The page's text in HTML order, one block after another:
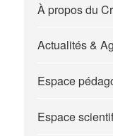
À propos du
Actualités &
Espace
Espace